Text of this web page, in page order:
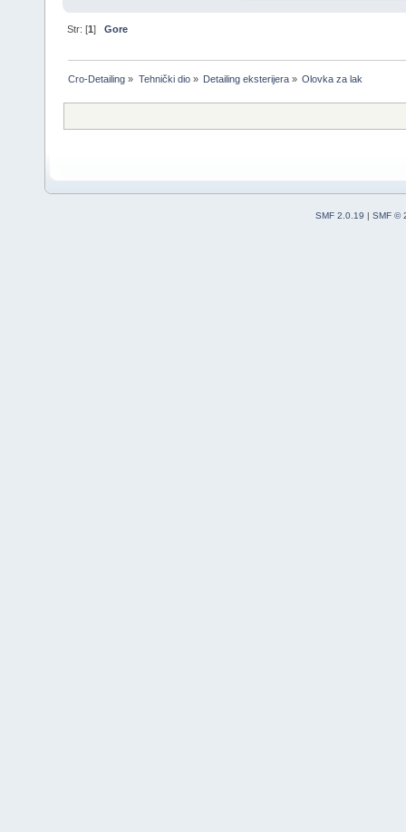
Str: [1]Gore
Cro-Detailing » Tehnički dio» Detailing eksterijera» Olovka za lak
SMF 2.0.19 | SMF ©